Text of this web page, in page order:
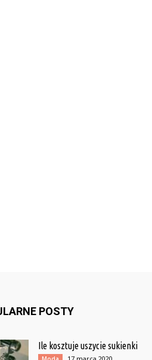
POSTY
Ile kosztuje uszycie sukienki